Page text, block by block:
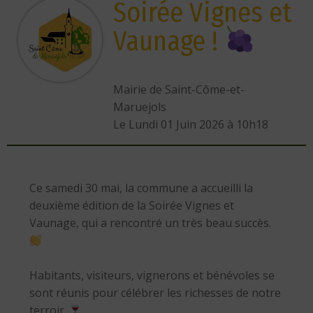
Soirée Vignes et
Vaunage !
Mairie de Saint-Côme-et-
Maruejols
Le Lundi 01 Juin 2026 à 10h18
Ce samedi 30 mai, la commune a accueilli la
deuxième édition de la Soirée Vignes et
Vaunage, qui a rencontré un très beau succès.
Habitants, visiteurs, vignerons et bénévoles se
sont réunis pour célébrer les richesses de notre